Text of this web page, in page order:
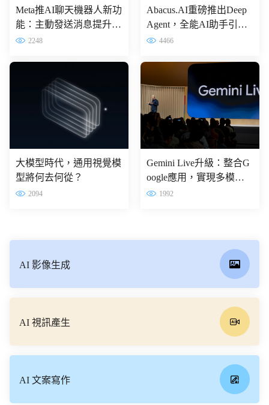
Meta推AI聊天機器人新功
能：主動發送消息提升互
動體驗
2248
Abacus.AI重磅推出Deep
Agent，全能AI助手引領
企業智能化轉型
4466
大模型時代，通用視覺模
型將何去何從？
2094
Gemini Live升級：整合G
oogle應用，實現多模態
智能助手體驗
1992
AI 影像生成
AI 視訊產生
AI 文案寫作